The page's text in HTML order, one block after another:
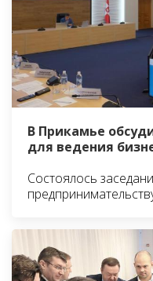
В Прикамье
для ведения
Состоялось